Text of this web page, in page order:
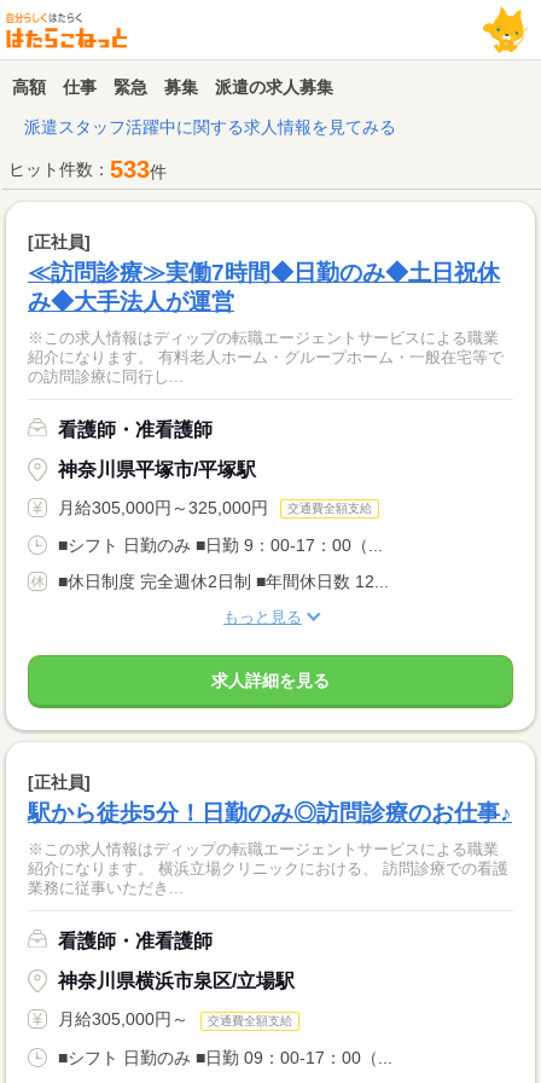
高額 仕事 緊急 募集 派遣の求人募集
派遣スタッフ活躍中に関する求人情報を見てみる
ヒット件数： 533件
[正社員]
≪訪問診療≫実働7時間◆日勤のみ◆土日祝休
み◆大手法人が運営
※この求人情報はディップの転職エージェントサービスによる職業
紹介になります。 有料老人ホーム・グループホーム・一般在宅等で
の訪問診療に同行し...
看護師・准看護師
神奈川県平塚市/平塚駅
月給305,000円～325,000円 交通費全額支給
■シフト 日勤のみ ■日勤 9：00-17：00（...
■休日制度 完全週休2日制 ■年間休日数 12...
もっと見る
求人詳細を見る
[正社員]
駅から徒歩5分！日勤のみ◎訪問診療のお仕事♪
※この求人情報はディップの転職エージェントサービスによる職業
紹介になります。 横浜立場クリニックにおける、 訪問診療での看護
業務に従事いただき...
看護師・准看護師
神奈川県横浜市泉区/立場駅
月給305,000円～ 交通費全額支給
■シフト 日勤のみ ■日勤 09：00-17：00（...